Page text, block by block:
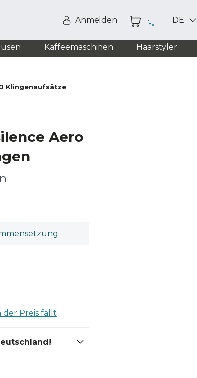
Anmelden DE
Kaffeemaschinen Haarstyler
Klingenaufsätze
Aero
der Preis fällt